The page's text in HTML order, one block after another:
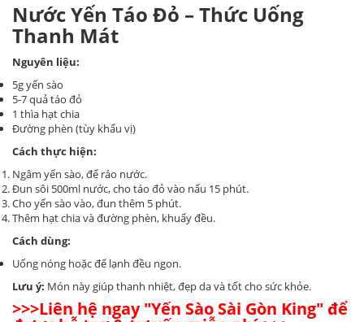
Nước Yến Táo Đỏ – Thức Uống
Thanh Mát
Nguyên liệu:
5g yến sào
5-7 quả táo đỏ
1 thìa hạt chia
Đường phèn (tùy khẩu vị)
Cách thực hiện:
Ngâm yến sào, để ráo nước.
Đun sôi 500ml nước, cho táo đỏ vào nấu 15 phút.
Cho yến sào vào, đun thêm 5 phút.
Thêm hạt chia và đường phèn, khuấy đều.
Cách dùng:
Uống nóng hoặc để lạnh đều ngon.
Lưu ý: Món này giúp thanh nhiệt, đẹp da và tốt cho sức khỏe.
>>>Liên hệ ngay "Yến Sào Sài Gòn King" để